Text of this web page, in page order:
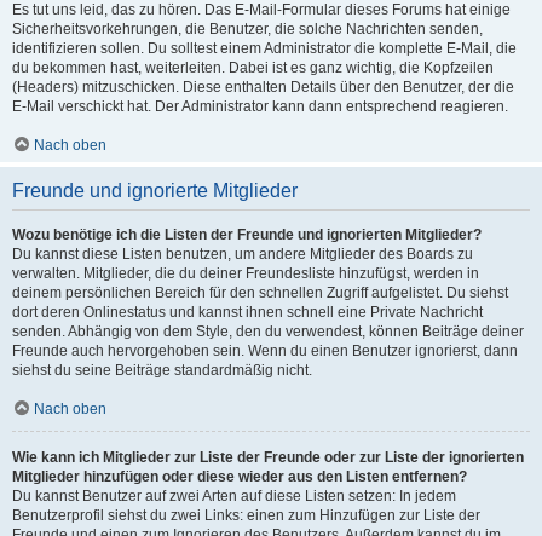
Es tut uns leid, das zu hören. Das E-Mail-Formular dieses Forums hat einige
Sicherheitsvorkehrungen, die Benutzer, die solche Nachrichten senden,
identifizieren sollen. Du solltest einem Administrator die komplette E-Mail, die
du bekommen hast, weiterleiten. Dabei ist es ganz wichtig, die Kopfzeilen
(Headers) mitzuschicken. Diese enthalten Details über den Benutzer, der die
E-Mail verschickt hat. Der Administrator kann dann entsprechend reagieren.
Nach oben
Freunde und ignorierte Mitglieder
Wozu benötige ich die Listen der Freunde und ignorierten Mitglieder?
Du kannst diese Listen benutzen, um andere Mitglieder des Boards zu
verwalten. Mitglieder, die du deiner Freundesliste hinzufügst, werden in
deinem persönlichen Bereich für den schnellen Zugriff aufgelistet. Du siehst
dort deren Onlinestatus und kannst ihnen schnell eine Private Nachricht
senden. Abhängig von dem Style, den du verwendest, können Beiträge deiner
Freunde auch hervorgehoben sein. Wenn du einen Benutzer ignorierst, dann
siehst du seine Beiträge standardmäßig nicht.
Nach oben
Wie kann ich Mitglieder zur Liste der Freunde oder zur Liste der ignorierten
Mitglieder hinzufügen oder diese wieder aus den Listen entfernen?
Du kannst Benutzer auf zwei Arten auf diese Listen setzen: In jedem
Benutzerprofil siehst du zwei Links: einen zum Hinzufügen zur Liste der